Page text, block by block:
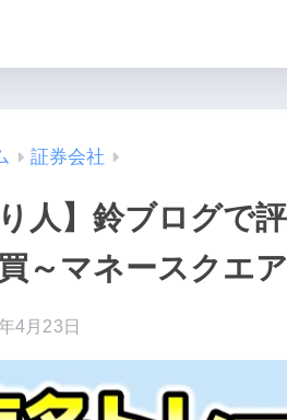
証券会社
り人】鈴ブログで
～マネースクエ
4月23日